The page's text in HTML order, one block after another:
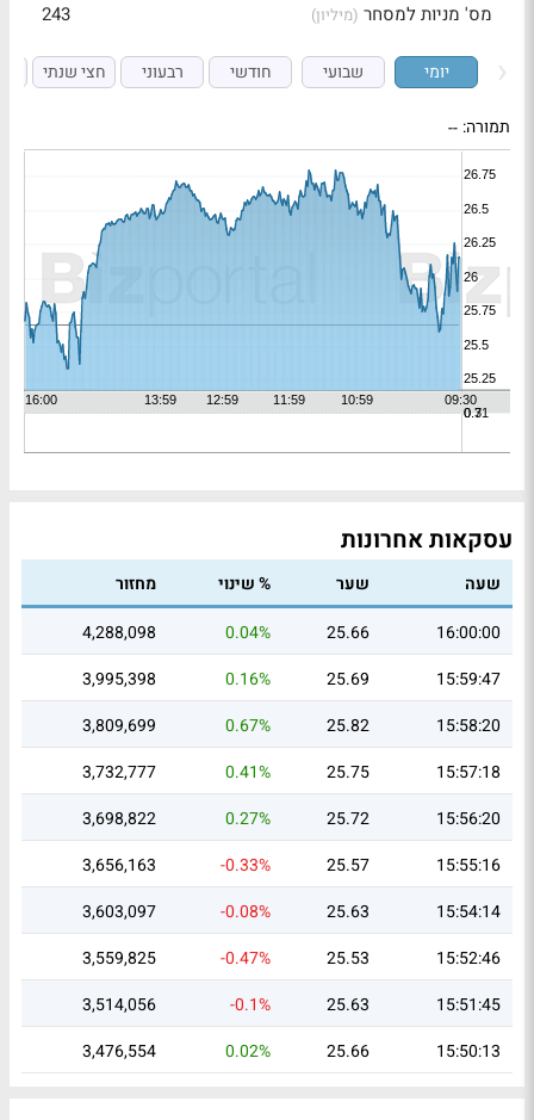
מס' מניות למסחר (מיליון) 243
יומי שבועי חודשי רבעוני חצי שנתי
תמורה: --
עסקאות אחרונות
שעה שער % שינוי
מחזור
16:00:00
25.66
0.04%
4,288,098
15:59:47
25.69
0.16%
3,995,398
15:58:20
25.82
0.67%
3,809,699
15:57:18
25.75
0.41%
3,732,777
15:56:20
25.72
0.27%
3,698,822
15:55:16
25.57
-0.33%
3,656,163
15:54:14
25.63
-0.08%
3,603,097
15:52:46
25.53
-0.47%
3,559,825
15:51:45
25.63
-0.1%
3,514,056
15:50:13
25.66
0.02%
3,476,554